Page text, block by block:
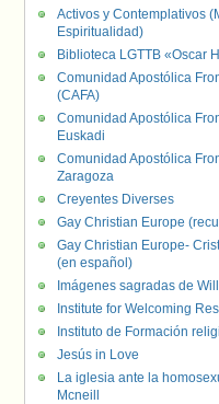
Activos y Contemplativos
Espiritualidad)
Biblioteca LGTTB «Oscar
Comunidad Apostólica
(CAFA)
Comunidad Apostólica
Euskadi
Comunidad Apostólica
Zaragoza
Creyentes Diverses
Gay Christian Europe
Gay Christian Europe-
(en español)
Imágenes sagradas de
Institute for Welcoming
Instituto de Formación
Jesús in Love
La iglesia ante la
Mcneill